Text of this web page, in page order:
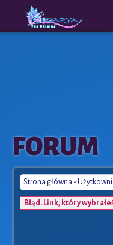
The
Origins
FORUM
Strona główna -
Błąd. Link, który